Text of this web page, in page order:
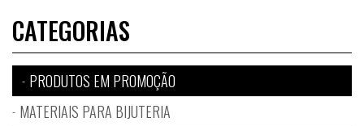
CATEGORIAS
PRODUTOS EM PROMOÇÃO
MATERIAIS PARA BIJUTERIA